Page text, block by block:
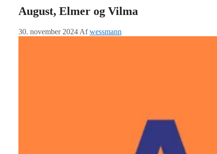
August, Elmer og Vilma
30. november 2024 Afwessmann